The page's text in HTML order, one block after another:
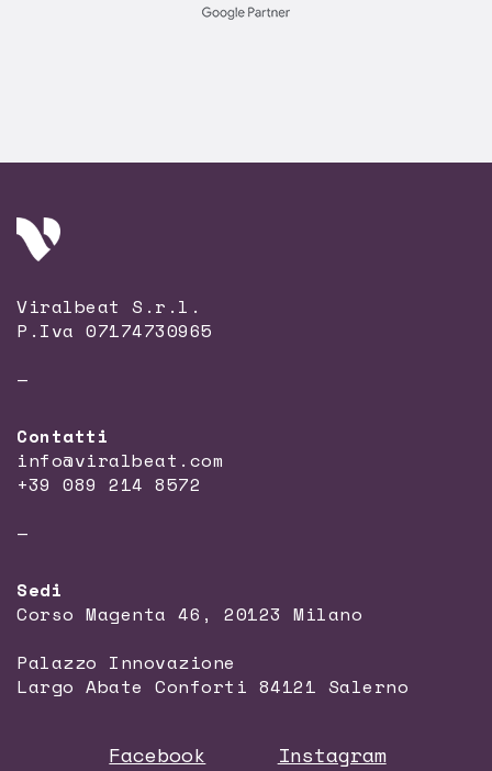
Viralbeat S.r.l.
P.Iva 07174730965
—
Contatti
info@viralbeat.com
+39 089 214 8572
—
Sedi
Corso Magenta 46, 20123 Milano
Palazzo Innovazione
Largo Abate Conforti 84121 Salerno
Facebook Instagram